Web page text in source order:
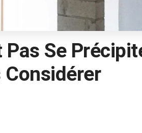
Se
Considérer